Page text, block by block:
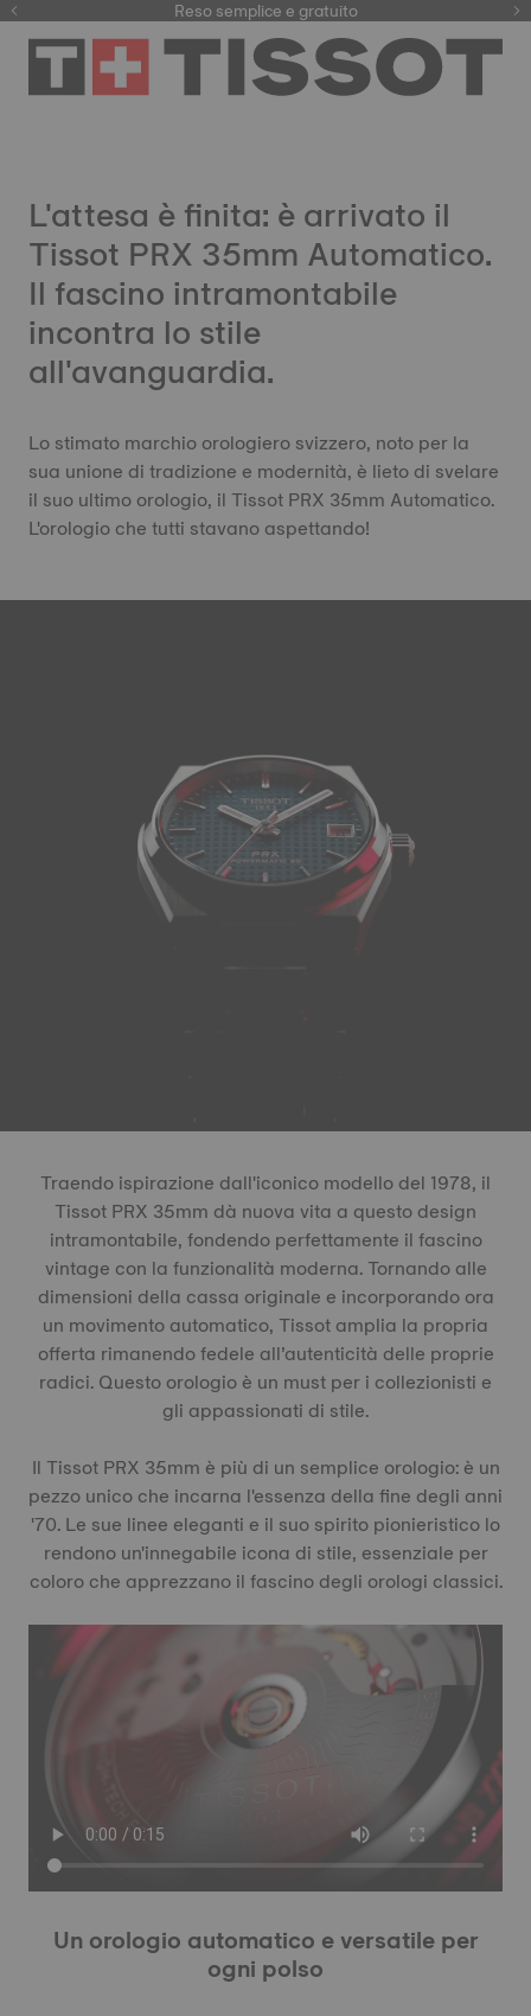
Reso semplice e gratuito
L'attesa è finita: è arrivato il
Tissot PRX 35mm Automatico.
Il fascino intramontabile
incontra lo stile
all'avanguardia.
Lo stimato marchio orologiero svizzero, noto per la
sua unione di tradizione e modernità, è lieto di svelare
il suo ultimo orologio, il Tissot PRX 35mm Automatico.
L'orologio che tutti stavano aspettando!
Traendo ispirazione dall'iconico modello del 1978, il
Tissot PRX 35mm dà nuova vita a questo design
intramontabile, fondendo perfettamente il fascino
vintage con la funzionalità moderna. Tornando alle
dimensioni della cassa originale e incorporando ora
un movimento automatico, Tissot amplia la propria
offerta rimanendo fedele all’autenticità delle proprie
radici. Questo orologio è un must per i collezionisti e
gli appassionati di stile.
Il Tissot PRX 35mm è più di un semplice orologio: è un
pezzo unico che incarna l'essenza della fine degli anni
'70. Le sue linee eleganti e il suo spirito pionieristico lo
rendono un'innegabile icona di stile, essenziale per
coloro che apprezzano il fascino degli orologi classici.
Un orologio automatico e versatile per
ogni polso